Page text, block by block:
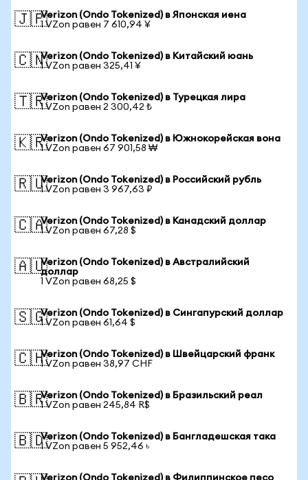
🇯🇵Verizon (Ondo Tokenized) в Японская иена
1 VZon равен 7 610,94 ¥
🇨🇳Verizon (Ondo Tokenized) в Китайский юань
1 VZon равен 325,41 ¥
🇹🇷Verizon (Ondo Tokenized) в Турецкая лира
1 VZon равен 2 300,42 ₺
🇰🇷Verizon (Ondo Tokenized) в Южнокорейская вона
1 VZon равен 67 901,58 ₩
🇷🇺Verizon (Ondo Tokenized) в Российский рубль
1 VZon равен 3 967,63 ₽
🇨🇦Verizon (Ondo Tokenized) в Канадский доллар
1 VZon равен 67,28 $
🇦🇺Verizon (Ondo Tokenized) в Австралийский
доллар
1 VZon равен 68,25 $
🇸🇬Verizon (Ondo Tokenized) в Сингапурский доллар
1 VZon равен 61,64 $
🇨🇭Verizon (Ondo Tokenized) в Швейцарский франк
1 VZon равен 38,97 CHF
🇧🇷Verizon (Ondo Tokenized) в Бразильский реал
1 VZon равен 245,84 R$
🇧🇩Verizon (Ondo Tokenized) в Бангладешская така
1 VZon равен 5 952,46 ৳
Verizon (Ondo Tokenized) в Филиппинское песо